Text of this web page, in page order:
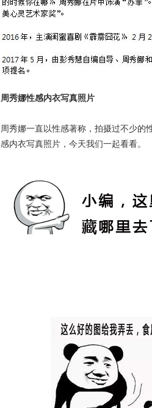
周秀娜性感内衣写真照片
周秀娜一直以性感著称，拍摄过不少的
感内衣写真照片，今天我们一起看看。